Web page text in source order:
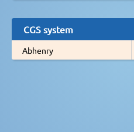
CGS system
Abhenry